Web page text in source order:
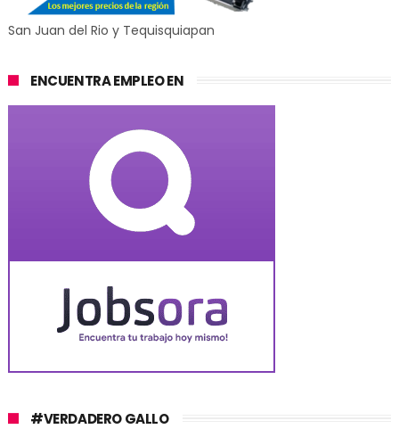
San Juan del Rio y Tequisquiapan
ENCUENTRA EMPLEO EN
#VERDADERO GALLO